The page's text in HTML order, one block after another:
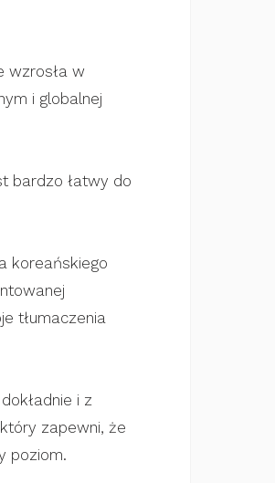
wzrosła w
i globalnej
bardzo łatwy do
koreańskiego
tłumaczenia
i z
zapewni, że
poziom.